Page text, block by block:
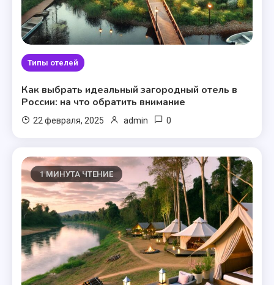
Типы отелей
Как выбрать идеальный загородный отель в
России: на что обратить внимание
22 февраля, 2025 admin 0
1 МИНУТА ЧТЕНИЕ